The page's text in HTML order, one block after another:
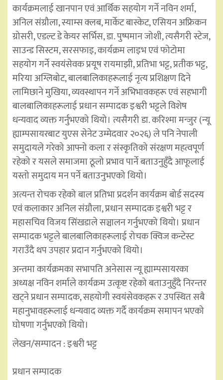
कार्यक्रमलाई खानपान एवं आर्थिक सहयोग गर्ने नविन शर्मा,
अनिल संग्रौला, स्याम्स क्लब, मार्केट बास्केट, एसियन अफ्रिकन
ग्रोसरी, एडल्ट डे केयर सर्भिस, डा. पुष्पमान जोशी, त्यसैगरी स्टेज,
साउन्ड सिस्टम, सरसफाइ, कार्यक्रम लाइभ एवं फोटोमा
सहयोग गर्ने स्वयंसेवक प्रयूष रायमाझी, प्रतिभा भट्ट, प्रतीक भट्ट,
मरिया अग्लिबोट, बालबालिकाहरूलाई नृत्य प्रशिक्षण दिने
लामिछाने मुखिया, व्यवस्थापन गर्ने अभिभावकहरू एवं सहभागी
बालबालिकाहरूलाई प्रधान सम्पादक इश्वरी भट्टले विशेष
धन्यवाद व्यक्त गर्नुभएको थियो। त्यसैगरी डा. करिश्मा मन्जुर (न्यू
ह्याम्पसायरबाट युएस सेनेट उम्मेदवार २०२६) ले पनि नेपाली
समुदायले गरेको आफ्नो कला र संस्कृतिको संरक्षण महत्वपूर्ण
रहेको र यसले समाजमा ठूलो प्रभाव पार्ने बताउनुहुँदै आफूलाई
यस्तो समुदाय मन पर्ने बताउनुभएको थियो।
अत्यन्त रोचक रहेको बाल प्रतिभा प्रदर्शन कार्यक्रम बोर्ड सदस्य
एवं कलाकार अनिल संग्रौला, प्रधान सम्पादक इश्वरी भट्ट र
महासचिव विजय सिंखडाले सञ्चालन गर्नुभएको थियो। प्रधान
सम्पादक भट्टले बालबालिकाहरूलाई रोचक क्विज कन्टेस्ट
गराउँदै थप उपहार प्रदान गर्नुभएको थियो।
अन्तमा कार्यक्रमका सभापति अनेसास न्यू ह्याम्पसायरका
अध्यक्ष नविन शर्माले कार्यक्रम उत्कृष्ट रहेको बताउनुहुँदै निरन्तर
खट्ने प्रधान सम्पादक, सहयोगी स्वयंसेवकहरू र उपस्थित सबै
महानुभावहरूलाई धन्यवाद व्यक्त गर्दै कार्यक्रम समापन भएको
घोषणा गर्नुभएको थियो।
लेखन/सम्पादन : इश्वरी भट्ट
प्रधान सम्पादक